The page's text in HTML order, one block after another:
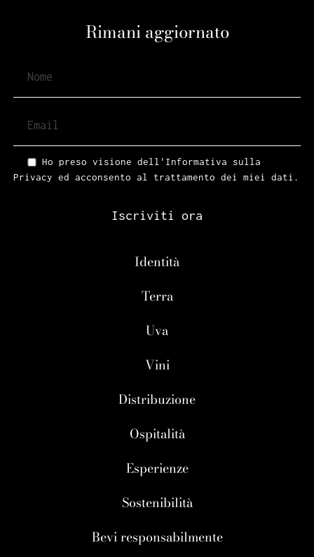
Rimani aggiornato
Ho preso visione dell'Informativa sulla
Privacy ed acconsento al trattamento dei miei dati.
Iscriviti ora
Identità
Terra
Uva
Vini
Distribuzione
Ospitalità
Esperienze
Sostenibilità
Bevi responsabilmente